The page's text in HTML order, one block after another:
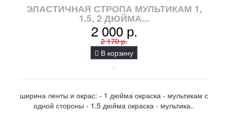
ЭЛАСТИЧНАЯ СТРОПА МУЛЬТИКАМ 1,
1.5, 2 ДЮЙМА...
2 000 р.
2 170 р.
В корзину
ширина ленты и окрас: - 1 дюйма окраска - мультикам с
одной стороны - 1.5 дюйма окраска - мультика..